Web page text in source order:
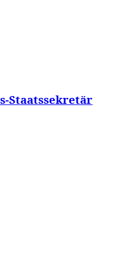
Staatssekretär